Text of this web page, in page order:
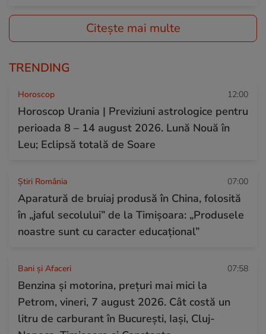
Citește mai multe
TRENDING
Horoscop 12:00
Horoscop Urania | Previziuni astrologice pentru
perioada 8 – 14 august 2026. Lună Nouă în
Leu; Eclipsă totală de Soare
Știri România 07:00
Aparatură de bruiaj produsă în China, folosită
în „jaful secolului” de la Timișoara: „Produsele
noastre sunt cu caracter educațional”
Bani și Afaceri 07:58
Benzina și motorina, prețuri mai mici la
Petrom, vineri, 7 august 2026. Cât costă un
litru de carburant în București, Iași, Cluj-